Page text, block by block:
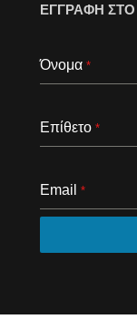
ΕΓΓΡΑΦΗ ΣΤΟ
Όνομα *
Επίθετο *
Email *